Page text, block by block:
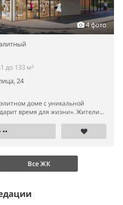
4 фото
до 133 м²
24
доме с уникальной
время для жизни». Жители...
Все ЖК